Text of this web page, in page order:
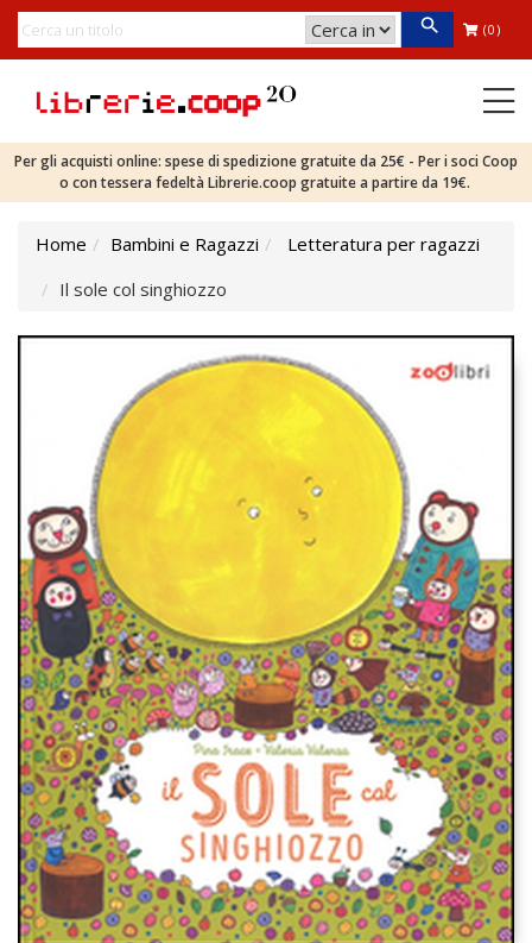
(0)
Per gli acquisti online: spese di spedizione gratuite da 25€ - Per i soci Coop
o con tessera fedeltà Librerie.coop gratuite a partire da 19€.
Home Bambini e Ragazzi
Letteratura per ragazzi
Il sole col singhiozzo